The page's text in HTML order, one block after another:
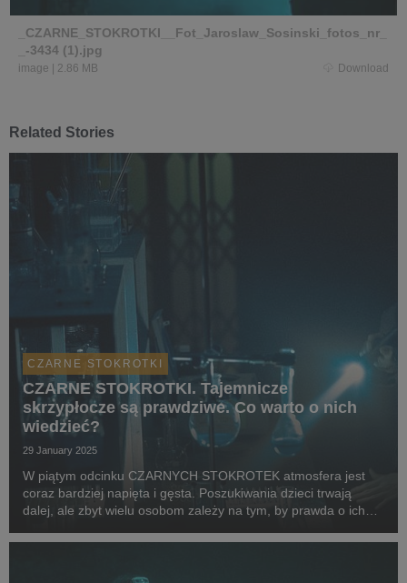
_CZARNE_STOKROTKI__Fot_Jaroslaw_Sosinski_fotos_nr_
_-3434 (1).jpg
image 2.86 MB Download
Related Stories
CZARNE STOKROTKI
CZARNE STOKROTKI. Tajemnicze
skrzypłocze są prawdziwe. Co warto o nich
wiedzieć?
29 January 2025
W piątym odcinku CZARNYCH STOKROTEK atmosfera jest
coraz bardziej napięta i gęsta. Poszukiwania dzieci trwają
dalej, ale zbyt wielu osobom zależy na tym, by prawda o ich
coraz głębiej i dalej, ale jej odkrycia są...